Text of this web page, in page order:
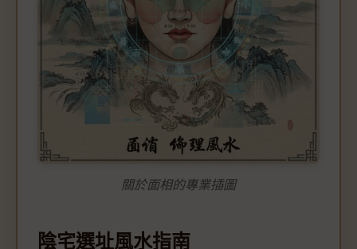
關於面相的專業插圖
陰宅選址風水指南